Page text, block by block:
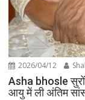
2026/04/12
Asha bhosle सुरों
आयु में ली अंतिम